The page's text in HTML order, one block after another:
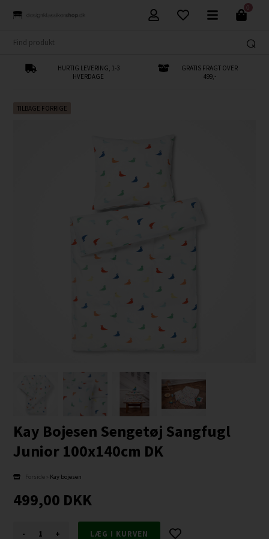
0
HURTIG LEVERING, 1-3
HVERDAGE
GRATIS FRAGT OVER
499,-
TILBAGE FORRIGE
Kay Bojesen Sengetøj Sangfugl
Junior 100x140cm DK
Forside Kay bojesen
499,00 DKK
- +